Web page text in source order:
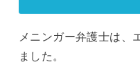
メニンガー弁護士は、
ました。